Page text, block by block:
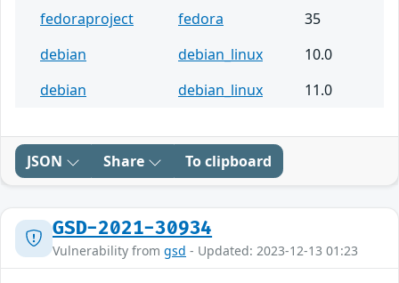
fedoraproject
fedora
35
debian
debian_linux
10.0
debian
debian_linux 11.0
JSON Share To clipboard
GSD-2021-30934
Vulnerability from gsd - Updated: 2023-12-13 01:23